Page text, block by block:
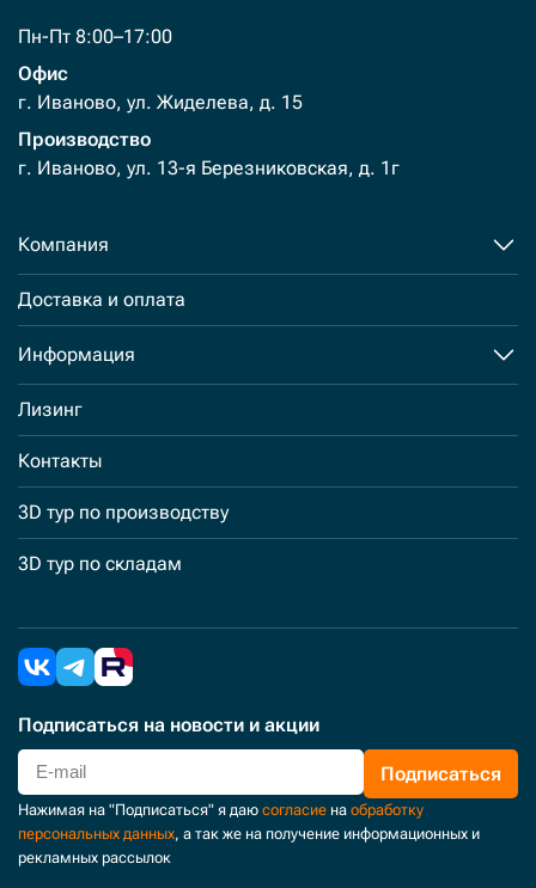
Пн-Пт 8:00–17:00
Офис
г. Иваново, ул. Жиделева, д. 15
Производство
г. Иваново, ул. 13-я Березниковская, д. 1г
Компания
Доставка и оплата
Информация
Лизинг
Контакты
3D тур по производству
3D тур по складам
Подписаться на новости и акции
Подписаться
Нажимая на "Подписаться" я даю согласие на обработку
персональных данных, а так же на получение информационных и
рекламных рассылок